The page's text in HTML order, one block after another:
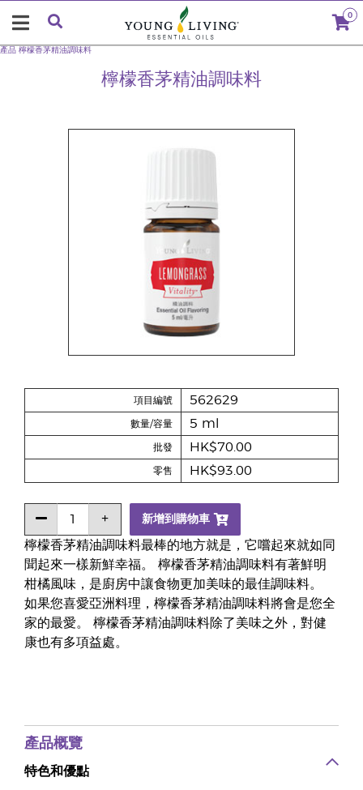
0
檸檬香茅精油調味料
產品 檸檬香茅精油調味料
檸檬香茅精油調味料最棒的地方就是，它嚐起來就如同
聞起來一樣新鮮幸福。 檸檬香茅精油調味料有著鮮明
柑橘風味，是廚房中讓食物更加美味的最佳調味料。
如果您喜愛亞洲料理，檸檬香茅精油調味料將會是您全
家的最愛。 檸檬香茅精油調味料除了美味之外，對健
康也有多項益處。
項目編號 562629
數量/容量 5 ml
批發 HK$70.00
零售 HK$93.00
新增到購物車
產品概覽
特色和優點